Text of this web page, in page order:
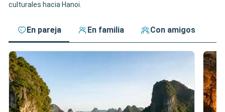
culturales hacia Hanoi.
En pareja En familia Con amigos